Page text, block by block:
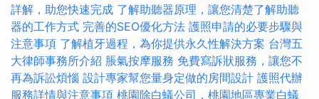
詳解，助您快速完成 了解助聽器原理，讓您清楚了解助聽
器的工作方式 完善的SEO優化方法 護照申請的必要步驟與
注意事項 了解植牙過程，為你提供永久性解決方案 台灣五
大律師事務所介紹 脹氣按摩服務 免費寫訴狀服務，讓您不
再為訴訟煩惱 設計專家幫您量身定做的房間設計 護照代辦
服務詳情與注意事項 桃園除白蟻公司，桃園地區專業白蟻